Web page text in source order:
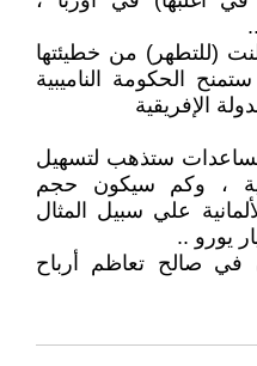
(للتطهر) من خطيئتها
الحكومة الناميبية
الإفريقية
ستذهب لتسهيل
، وكم سيكون حجم
علي سبيل المثال
يورو ..
في صالح تعاظم أرباح